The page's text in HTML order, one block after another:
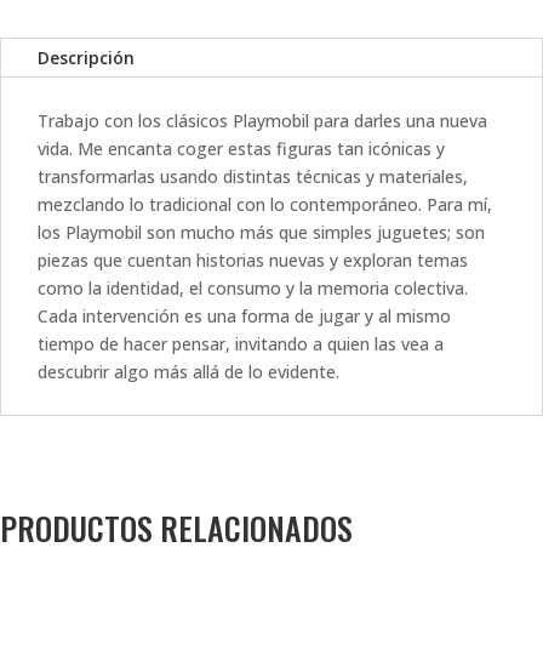
Descripción
Trabajo con los clásicos Playmobil para darles una nueva
vida. Me encanta coger estas figuras tan icónicas y
transformarlas usando distintas técnicas y materiales,
mezclando lo tradicional con lo contemporáneo. Para mí,
los Playmobil son mucho más que simples juguetes; son
piezas que cuentan historias nuevas y exploran temas
como la identidad, el consumo y la memoria colectiva.
Cada intervención es una forma de jugar y al mismo
tiempo de hacer pensar, invitando a quien las vea a
descubrir algo más allá de lo evidente.
PRODUCTOS RELACIONADOS